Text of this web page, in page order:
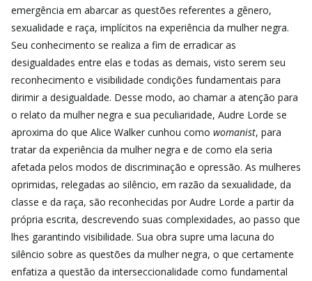
emergência em abarcar as questões referentes a gênero,
sexualidade e raça, implícitos na experiência da mulher negra.
Seu conhecimento se realiza a fim de erradicar as
desigualdades entre elas e todas as demais, visto serem seu
reconhecimento e visibilidade condições fundamentais para
dirimir a desigualdade. Desse modo, ao chamar a atenção para
o relato da mulher negra e sua peculiaridade, Audre Lorde se
aproxima do que Alice Walker cunhou como womanist, para
tratar da experiência da mulher negra e de como ela seria
afetada pelos modos de discriminação e opressão. As mulheres
oprimidas, relegadas ao silêncio, em razão da sexualidade, da
classe e da raça, são reconhecidas por Audre Lorde a partir da
própria escrita, descrevendo suas complexidades, ao passo que
lhes garantindo visibilidade. Sua obra supre uma lacuna do
silêncio sobre as questões da mulher negra, o que certamente
enfatiza a questão da interseccionalidade como fundamental